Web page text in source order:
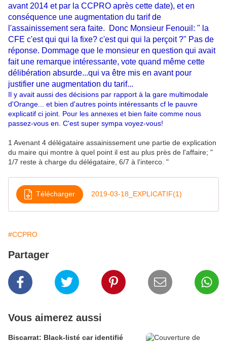
avant 2014 et par la CCPRO après cette date), et en
conséquence une augmentation du tarif de
l'assainissement sera faite. Donc Monsieur Fenouil: " la
CFE c'est qui qui la fixe? c'est qui qui la perçoit ?" Pas de
réponse. Dommage que le monsieur en question qui avait
fait une remarque intéressante, vote quand même cette
délibération absurde...qui va être mis en avant pour
justifier une augmentation du tarif...
Il y avait aussi des décisions par rapport à la gare multimodale
d'Orange... et bien d'autres points intéressants cf le pauvre
explicatif ci joint. Pour les annexes et bien faite comme nous
passez-vous en. C'est super sympa voyez-vous!
1 Avenant 4 délégataire assainissement une partie de explication
du maire qui montre à quel point il est au plus près de l'affaire; "
1/7 reste à charge du délégataire, 6/7 à l'interco. "
Télécharger 2019-03-18_EXPLICATIF(1)
#CCPRO
Partager
Vous aimerez aussi
Biscarrat: Black-listé car identifié